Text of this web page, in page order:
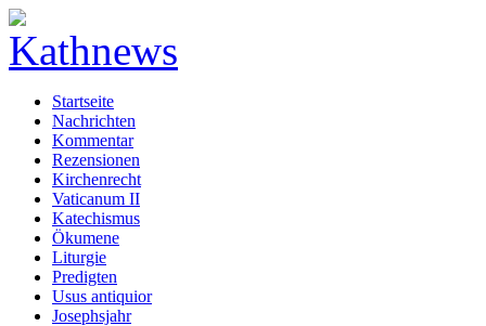
Startseite
Nachrichten
Kommentar
Rezensionen
Kirchenrecht
Vaticanum II
Katechismus
Ökumene
Liturgie
Predigten
Usus antiquior
Josephsjahr